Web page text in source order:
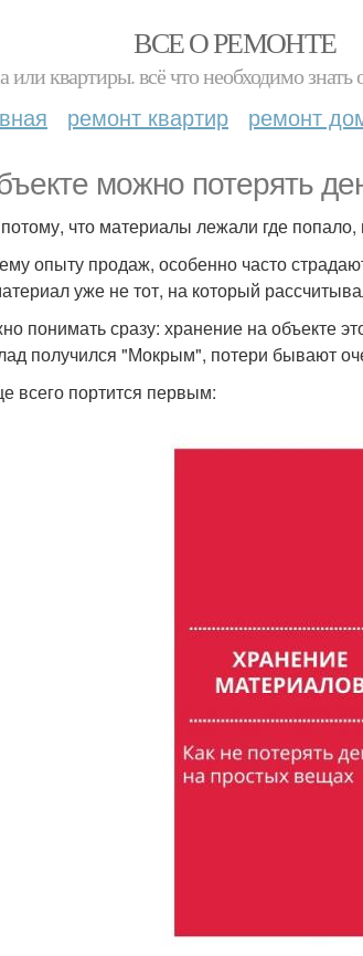
ВСЕ О РЕМОНТЕ
или квартиры. всё что необходимо
ремонт квартир ремонт
можно потерять
что материалы лежали где
опыту продаж, особенно часто
уже не тот, на который
понимать сразу: хранение на объекте
получился "Мокрым", потери бывают
всего портится первым: